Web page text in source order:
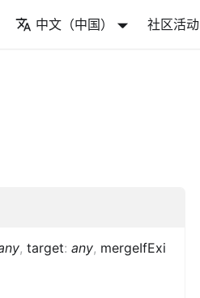
中文（中国） 社区活动
, target: any, mergeIfExi